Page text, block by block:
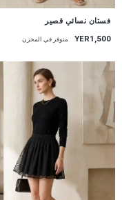
فستان نسائي قصير
YER1,500 متوفر في المخزن